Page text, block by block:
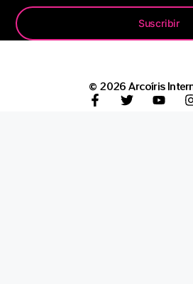
Suscribir
© 2026 Arcoíris